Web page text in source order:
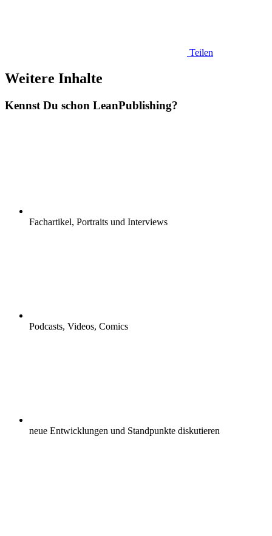
Teilen
Weitere Inhalte
Kennst Du schon LeanPublishing?
Fachartikel, Portraits und Interviews
Podcasts, Videos, Comics
neue Entwicklungen und Standpunkte diskutieren